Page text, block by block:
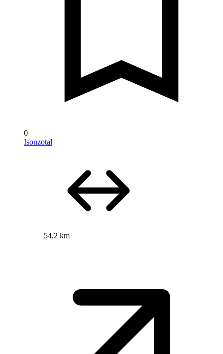
0
Isonzotal
54,2 km